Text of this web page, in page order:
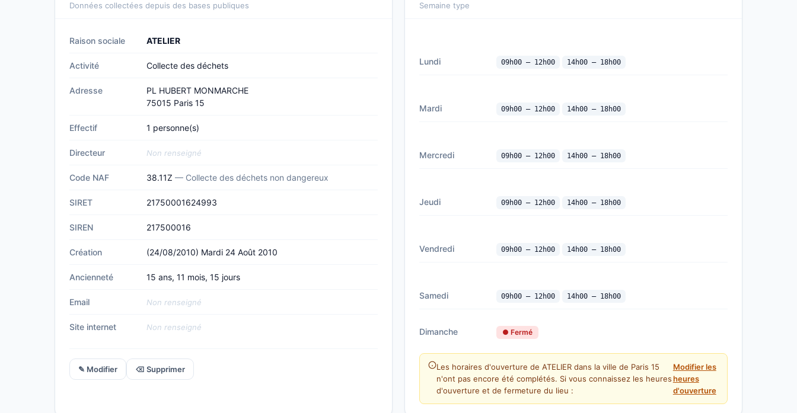
Données collectées depuis des bases publiques
Raison sociale ATELIER
Activité Collecte des déchets
Adresse
PL HUBERT MONMARCHE
75015 Paris 15
Effectif 1 personne(s)
Directeur Non renseigné
Code NAF 38.11Z — Collecte des déchets non dangereux
SIRET 21750001624993
SIREN 217500016
Création (24/08/2010) Mardi 24 Août 2010
Ancienneté 15 ans, 11 mois, 15 jours
Email Non renseigné
Site internet Non renseigné
✎ Modifier ⌫ Supprimer
Semaine type
Lundi 09h00 — 12h00 14h00 — 18h00
Mardi 09h00 — 12h00 14h00 — 18h00
Mercredi 09h00 — 12h00 14h00 — 18h00
Jeudi 09h00 — 12h00 14h00 — 18h00
Vendredi 09h00 — 12h00 14h00 — 18h00
Samedi 09h00 — 12h00 14h00 — 18h00
Dimanche ● Fermé
Les horaires d'ouverture de ATELIER dans la ville de Paris 15
n'ont pas encore été complétés. Si vous connaissez les heures
d'ouverture et de fermeture du lieu :
Modifier les
heures
d'ouverture